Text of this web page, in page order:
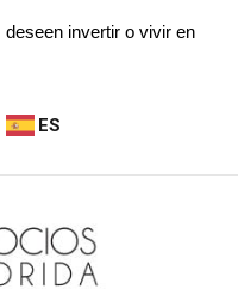
invertir o vivir en
ES